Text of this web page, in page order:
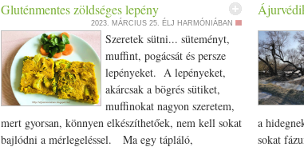
brokkolikrémleves appeared first on Prove.hu.
Gluténmentes zöldséges lepény
2023. MÁRCIUS 25. ÉLJ HARMÓNIÁBAN
Szeretek sütni... süteményt,
muffint, pogácsát és persze
lepényeket. A lepényeket,
akárcsak a bögrés sütiket,
muffinokat nagyon szeretem,
mert gyorsan, könnyen elkészíthetőek, nem kell sokat
bajlódni a mérlegeléssel. Ma egy tápláló,
japán
csak a
rovarok
már
is egyre
a
sokat